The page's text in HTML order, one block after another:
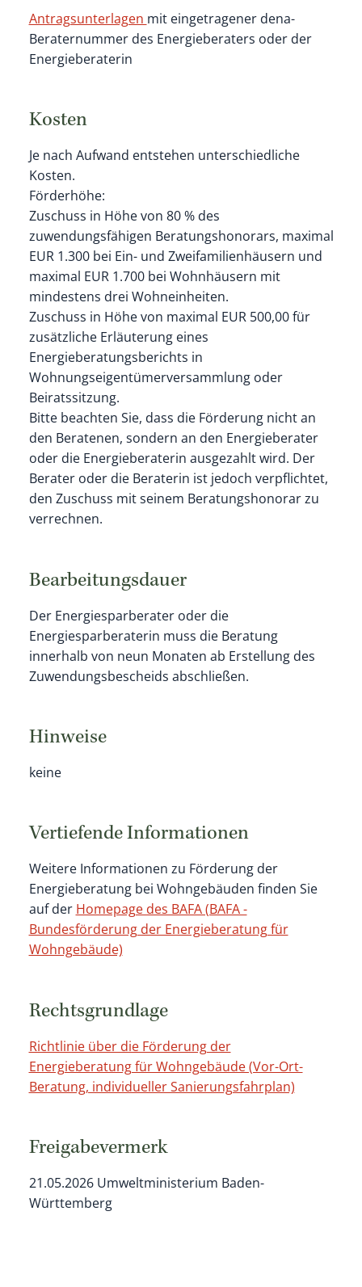
Antragsunterlagen mit eingetragener dena-
Beraternummer des Energieberaters oder der
Energieberaterin
Kosten
Je nach Aufwand entstehen unterschiedliche
Kosten.
Förderhöhe:
Zuschuss in Höhe von 80 % des
zuwendungsfähigen Beratungshonorars, maximal
EUR 1.300 bei Ein- und Zweifamilienhäusern und
maximal EUR 1.700 bei Wohnhäusern mit
mindestens drei Wohneinheiten.
Zuschuss in Höhe von maximal EUR 500,00 für
zusätzliche Erläuterung eines
Energieberatungsberichts in
Wohnungseigentümerversammlung oder
Beiratssitzung.
Bitte beachten Sie, dass die Förderung nicht an
den Beratenen, sondern an den Energieberater
oder die Energieberaterin ausgezahlt wird. Der
Berater oder die Beraterin ist jedoch verpflichtet,
den Zuschuss mit seinem Beratungshonorar zu
verrechnen.
Bearbeitungsdauer
Der Energiesparberater oder die
Energiesparberaterin muss die Beratung
innerhalb von neun Monaten ab Erstellung des
Zuwendungsbescheids abschließen.
Hinweise
keine
Vertiefende Informationen
Weitere Informationen zu Förderung der
Energieberatung bei Wohngebäuden finden Sie
auf der Homepage des BAFA (BAFA -
Bundesförderung der Energieberatung für
Wohngebäude)
Rechtsgrundlage
Richtlinie über die Förderung der
Energieberatung für Wohngebäude (Vor-Ort-
Beratung, individueller Sanierungsfahrplan)
Freigabevermerk
21.05.2026Umweltministerium Baden-
Württemberg